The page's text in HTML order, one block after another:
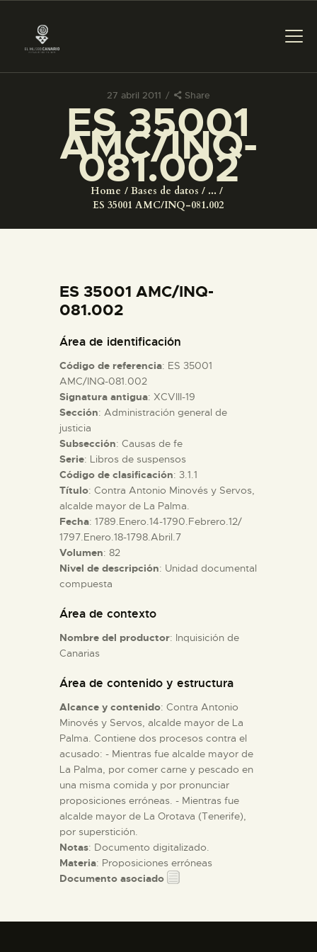
27 abril 2011 Share
ES 35001
AMC/INQ-
081.002
Home Bases de datos
...
ES 35001 AMC/INQ-081.002
PREPARAR LA VISITA
ACTIVIDADES
COLECCIONES
ESPAÑOL
PREPARAR LA VISITA
ACTIVIDADES
█
EL MUSEO
COLECCIONES
ES 35001 AMC/INQ-
081.002
Área de identificación
Código de referencia: ES 35001
AMC/INQ-081.002
Signatura antigua: XCVIII-19
Sección: Administración general de
justicia
Subsección: Causas de fe
Serie: Libros de suspensos
Código de clasificación: 3.1.1
Título: Contra Antonio Minovés y Servos,
alcalde mayor de La Palma.
Fecha: 1789.Enero.14-1790.Febrero.12/
1797.Enero.18-1798.Abril.7
Volumen: 82
Nivel de descripción: Unidad documental
compuesta
Área de contexto
Nombre del productor: Inquisición de
Canarias
Área de contenido y estructura
Alcance y contenido: Contra Antonio
Minovés y Servos, alcalde mayor de La
Palma. Contiene dos procesos contra el
acusado: - Mientras fue alcalde mayor de
La Palma, por comer carne y pescado en
una misma comida y por pronunciar
proposiciones erróneas. - Mientras fue
alcalde mayor de La Orotava (Tenerife),
por superstición.
Notas: Documento digitalizado.
Materia: Proposiciones erróneas
Documento asociado